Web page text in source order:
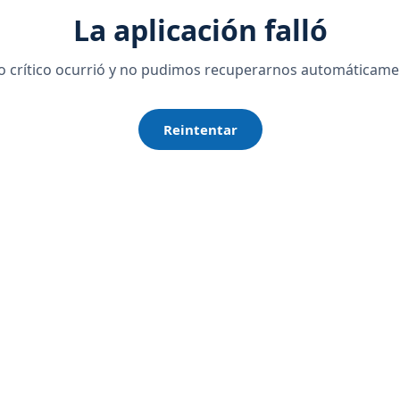
La aplicación falló
crítico ocurrió y no pudimos recuperarnos
Reintentar